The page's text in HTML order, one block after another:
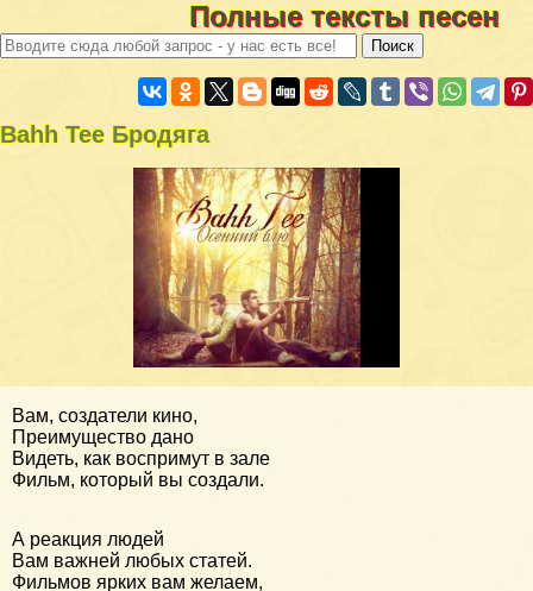
Полные тексты песен
Bahh Tee Бродяга
Вам, создатели кино,
Преимущество дано
Видеть, как воспримут в зале
Фильм, который вы создали.
А реакция людей
Вам важней любых статей.
Фильмов ярких вам желаем,